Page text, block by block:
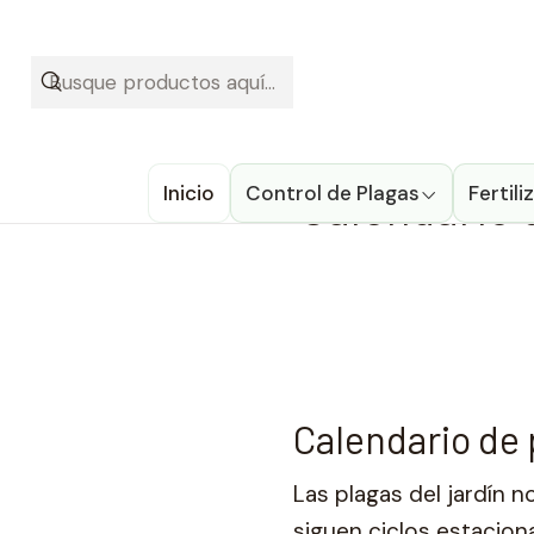
Inicio Control de Plagas
Calendario
Calendario de
Las plagas del jardín